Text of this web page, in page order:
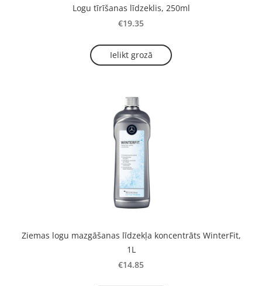
Logu tīrīšanas līdzeklis, 250ml
€19.35
Ielikt grozā
Ziemas logu mazgāšanas līdzekļa koncentrāts WinterFit,
1L
€14.85